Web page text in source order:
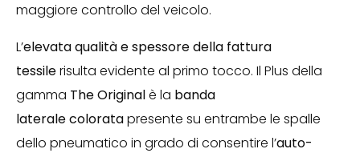
maggiore controllo del veicolo.
L’elevata qualità e spessore della fattura
tessilerisulta evidente al primo tocco. Il Plus della
gamma The Originalè la banda
laterale coloratapresente su entrambe le spalle
dello pneumatico in grado di consentire l’auto-